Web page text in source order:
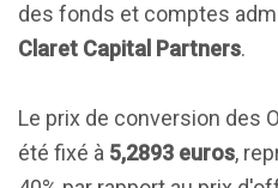
des fonds et comptes
Claret Capital Partners.
Le prix de conversion des
été fixé à 5,2893 euros,